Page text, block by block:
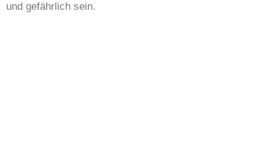
und gefährlich sein.